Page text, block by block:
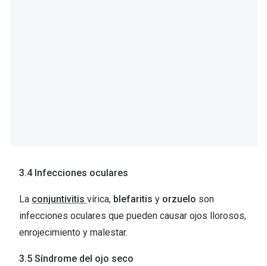
3.4 Infecciones oculares
La conjuntivitis vírica, blefaritis y orzuelo son
infecciones oculares que pueden causar ojos llorosos,
enrojecimiento y malestar.
3.5 Síndrome del ojo seco